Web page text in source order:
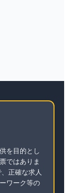
を目的とし
ではありま
正確な求人
ワーク等の